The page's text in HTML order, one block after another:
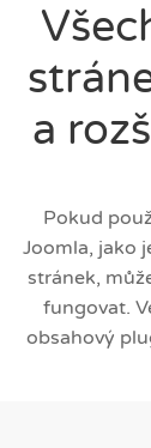
a
Pokud
Joomla, jako
stránek,
fungovat.
obsahový